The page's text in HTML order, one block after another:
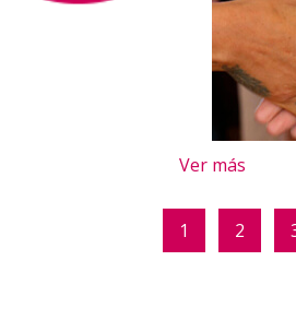
Ver más
1 2